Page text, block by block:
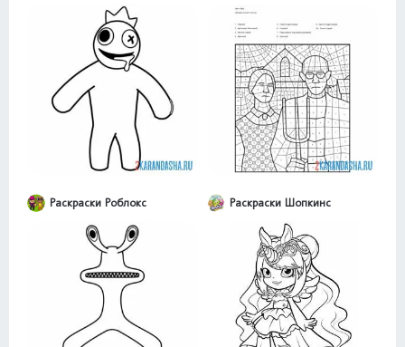
Раскраски Роблокс Раскраски Шопкинс